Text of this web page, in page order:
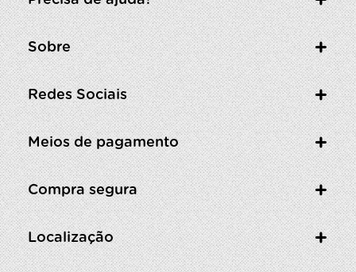
Sobre
Redes Sociais
Meios de pagamento
Compra segura
Localização